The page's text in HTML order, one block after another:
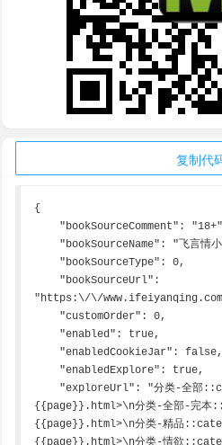
复制代
{
"https:\/\/
{{page}}.html>\n分类-全部-完
{{page}}.html>\n分类-精品
{{page}}.html>\n分类-情欲